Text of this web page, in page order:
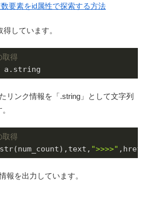
要素をid属性で探索する方法
しています。
得
リンク情報を「.string」として文字列
得
">>>>" ,href)
報を出力しています。